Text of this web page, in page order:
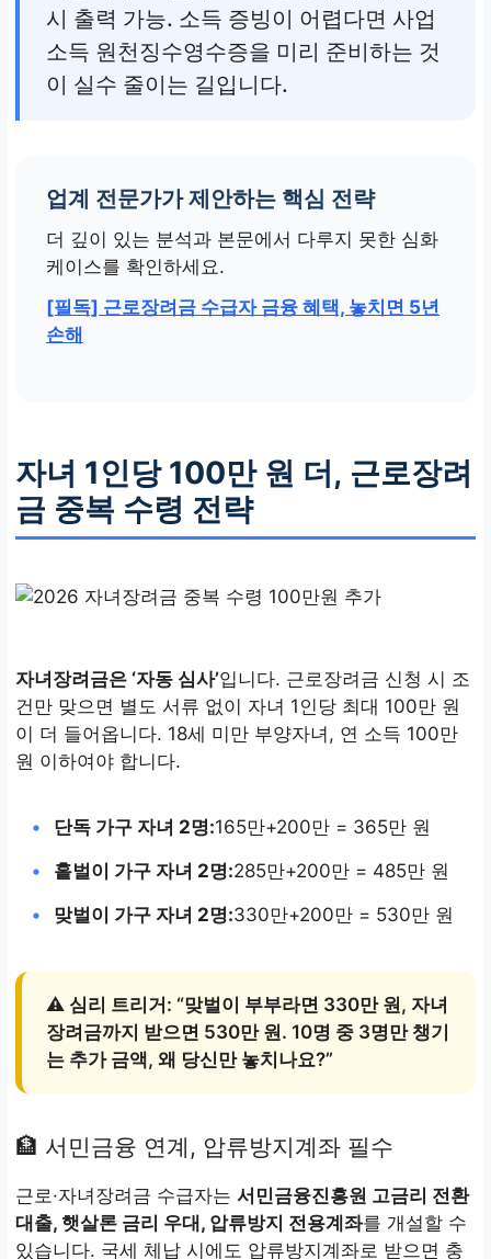
시 출력 가능. 소득 증빙이 어렵다면 사업
소득 원천징수영수증을 미리 준비하는 것
이 실수 줄이는 길입니다.
업계 전문가가 제안하는 핵심 전략
더 깊이 있는 분석과 본문에서 다루지 못한 심화
케이스를 확인하세요.
[필독] 근로장려금 수급자 금융 혜택, 놓치면 5년
손해
자녀 1인당 100만 원 더, 근로장려
금 중복 수령 전략
자녀장려금은 ‘자동 심사’입니다. 근로장려금 신청 시 조
건만 맞으면 별도 서류 없이 자녀 1인당 최대 100만 원
이 더 들어옵니다. 18세 미만 부양자녀, 연 소득 100만
원 이하여야 합니다.
• 단독 가구 자녀 2명:165만+200만 = 365만 원
•
홑벌이 가구 자녀 2명:285만+200만 = 485만 원
•
맞벌이 가구 자녀 2명:330만+200만 = 530만 원
⚠️ 심리 트리거: “맞벌이 부부라면 330만 원, 자녀
장려금까지 받으면 530만 원. 10명 중 3명만 챙기
는 추가 금액, 왜 당신만 놓치나요?”
🏦 서민금융 연계, 압류방지계좌 필수
근로·자녀장려금 수급자는 서민금융진흥원 고금리 전환
대출, 햇살론 금리 우대, 압류방지 전용계좌를 개설할 수
있습니다. 국세 체납 시에도 압류방지계좌로 받으면 충